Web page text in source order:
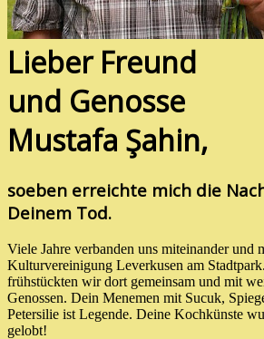
Lieber Freund
und Genosse
Mustafa Şahin,
soeben erreichte mich die
Deinem Tod.
Viele Jahre verbanden uns miteinander und
Kulturvereinigung Leverkusen am
frühstückten wir dort gemeinsam und mit
Genossen. Dein Menemen mit Sucuk,
Petersilie ist Legende. Deine Kochkünste
gelobt!